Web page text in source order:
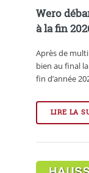
Wero
à la fin
Après de
bien au final
fin d’année
LIRE LA